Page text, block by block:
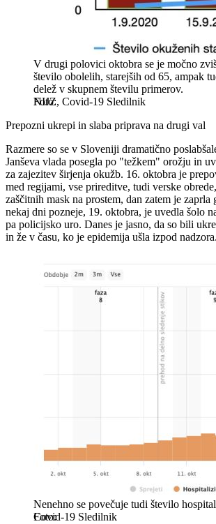
V drugi polovici oktobra se je močno
število obolelih, starejših od 65, ampak
delež v skupnem številu primerov.
NIJZ, Covid-19 Sledilnik
Prepozni ukrepi in slaba priprava na drugi val
Razmere so se v Sloveniji dramatično
Janševa vlada posegla po "težkem" orožju in
za zajezitev širjenja okužb. 16. oktobra je
med regijami, vse prireditve, tudi verske
zaščitnih mask na prostem, dan zatem je zaprla
nekaj dni pozneje, 19. oktobra, je uvedla šolo
pa policijsko uro. Danes je jasno, da so bili
in že v času, ko je epidemija ušla izpod nadzora.
Nenehno se povečuje tudi število
Covid-19 Sledilnik